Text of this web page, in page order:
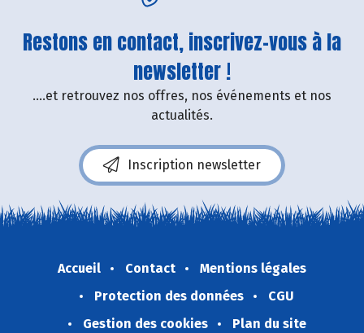
Restons en contact, inscrivez-vous à la
newsletter !
....et retrouvez nos offres, nos événements et nos
actualités.
Inscription newsletter
Accueil Contact
Mentions légales
Protection des données
CGU
Gestion des cookies
Plan du site